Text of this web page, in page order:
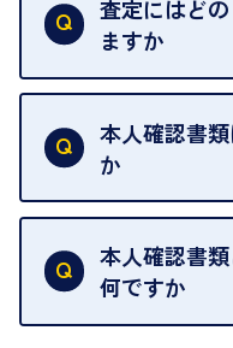
契約破棄という
きます。
売却当日を含む8
出張買取のお品
ございません。
査定にはど
ますか
お品物の内容や
取の場合は1点あ
お品物の場合は
本人確認書
か
買取店は古物営
行うことが義務
いただくために
本人確認書
何ですか